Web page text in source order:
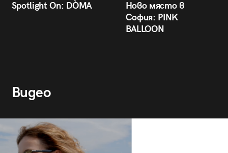
Spotlight On: DÒMA
Ново място в
София: PINK
BALLOON
Видео